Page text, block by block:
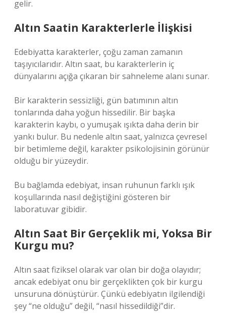
gelir.
Altın Saatin Karakterlerle İlişkisi
Edebiyatta karakterler, çoğu zaman zamanın
taşıyıcılarıdır. Altın saat, bu karakterlerin iç
dünyalarını açığa çıkaran bir sahneleme alanı sunar.
Bir karakterin sessizliği, gün batımının altın
tonlarında daha yoğun hissedilir. Bir başka
karakterin kaybı, o yumuşak ışıkta daha derin bir
yankı bulur. Bu nedenle altın saat, yalnızca çevresel
bir betimleme değil, karakter psikolojisinin görünür
olduğu bir yüzeydir.
Bu bağlamda edebiyat, insan ruhunun farklı ışık
koşullarında nasıl değiştiğini gösteren bir
laboratuvar gibidir.
Altın Saat Bir Gerçeklik mi, Yoksa Bir
Kurgu mu?
Altın saat fiziksel olarak var olan bir doğa olayıdır;
ancak edebiyat onu bir gerçeklikten çok bir kurgu
unsuruna dönüştürür. Çünkü edebiyatın ilgilendiği
şey “ne olduğu” değil, “nasıl hissedildiği”dir.